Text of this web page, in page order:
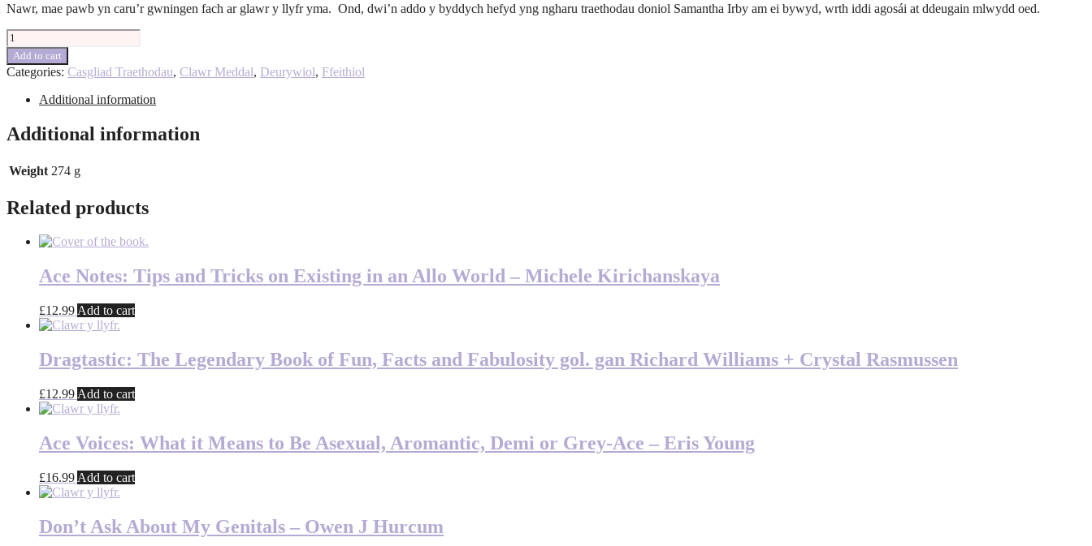
Nawr, mae pawb yn caru’r gwningen fach ar glawr y llyfr yma. Ond, dwi’n addo y byddych hefyd yng ngharu traethodau doniol Samantha Irby am ei bywyd, wrth iddi agosái at ddeugain mlwydd oed.
Wow,
No
Thank
You
Samantha
quantity
Add to cart
Categories: Casgliad Traethodau, Clawr Meddal, Deurywiol, Ffeithiol
Additional information
Additional information
Weight 274 g
Related products
Ace Notes: Tips and Tricks on Existing in an Allo World – Michele Kirichanskaya
£12.99 Add to cart
Dragtastic: The Legendary Book of Fun, Facts and Fabulosity gol. gan Richard Williams + Crystal Rasmussen
£12.99 Add to cart
Ace Voices: What it Means to Be Asexual, Aromantic, Demi or Grey-Ace – Eris Young
£16.99 Add to cart
Don’t Ask About My Genitals – Owen J Hurcum